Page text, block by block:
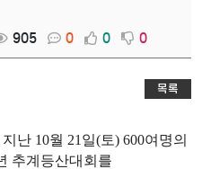
905 0 0 0
목록
지난 10월 21 일(토) 600여명의
추계등산대회를